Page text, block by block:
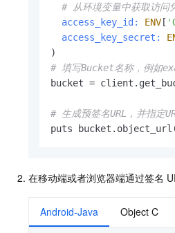
# 从环境变量中获取访问
access_key_id:
ENV [
access_key_secret:
# 填写Bucket名称，例如
bucket =
# 生成预签名URL，并指定
puts
在移动端或者浏览器端通过签名
Android-Java Object C